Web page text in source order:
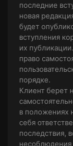
последние
новая
будет
вступления
их
право
порядке.
Клиент берет
в положениях
себя
последствия,
несоблюдения